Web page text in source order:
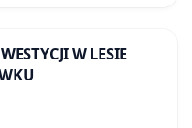
bezpieczeństwo
Równie istotne dla
pomagają zrozumieć
W LESIE